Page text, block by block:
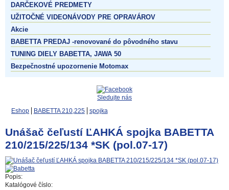
DARČEKOVÉ PREDMETY
UŽITOČNÉ VIDEONÁVODY PRE OPRAVÁROV
Akcie
BABETTA PREDAJ -renovované do pôvodného stavu
TUNING DIELY BABETTA, JAWA 50
Bezpečnostné upozornenie Motomax
Sledujte nás
Eshop
BABETTA 210,225 spojka
Unášač čeľustí ĽAHKÁ spojka BABETTA
210/215/225/134 *SK (pol.07-17)
Popis:
Katalógové číslo: